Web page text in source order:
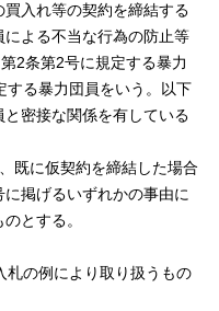
入れ等の契約を締結する
よる不当な行為の防止等
2条第2号に規定する暴力
する暴力団員をいう。以下
密接な関係を有している
既に仮契約を締結した場合
掲げるいずれかの事由に
とする。
の例により取り扱うもの